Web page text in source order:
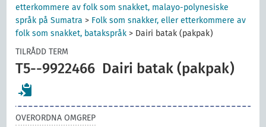
etterkommere av folk som snakket, malayo-polynesiske
språk på Sumatra > Folk som snakker, eller etterkommere av
folk som snakket, batakspråk > Dairi batak (pakpak)
TILRÅDD TERM
T5--9922466 Dairi batak (pakpak)
OVERORDNA OMGREP